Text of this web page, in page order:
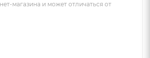
магазина и может отличаться от